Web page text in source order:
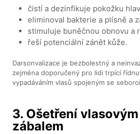
čistí a dezinfikuje pokožku
eliminoval bakterie a plísně a
stimuluje buněčnou obnovu a
řeší potenciální zánět kůže.
Darsonvalizace je bezbolestný a
zejména doporučený pro lidi trpící
vypadáváním vlasů spojeným se
3. Ošetření
zábalem